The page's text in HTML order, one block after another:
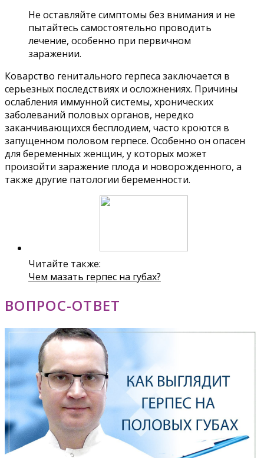
Не оставляйте симптомы без внимания и не
пытайтесь самостоятельно проводить
лечение, особенно при первичном
заражении.
Коварство генитального герпеса заключается в
серьезных последствиях и осложнениях. Причины
ослабления иммунной системы, хронических
заболеваний половых органов, нередко
заканчивающихся бесплодием, часто кроются в
запущенном половом герпесе. Особенно он опасен
для беременных женщин, у которых может
произойти заражение плода и новорожденного, а
также другие патологии беременности.
Читайте также:
Чем мазать герпес на губах?
ВОПРОС-ОТВЕТ